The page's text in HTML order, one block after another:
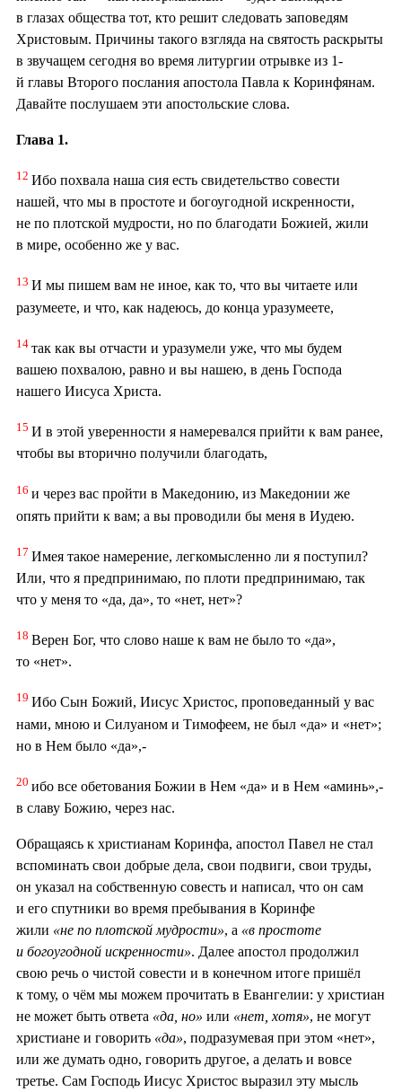
в глазах общества тот, кто решит следовать заповедям
Христовым. Причины такого взгляда на святость раскрыты
в звучащем сегодня во время литургии отрывке из 1-
й главы Второго послания апостола Павла к Коринфянам.
Давайте послушаем эти апостольские слова.
Глава 1.
12 Ибо похвала наша сия есть свидетельство совести
нашей, что мы в простоте и богоугодной искренности,
не по плотской мудрости, но по благодати Божией, жили
в мире, особенно же у вас.
13 И мы пишем вам не иное, как то, что вы читаете или
разумеете, и что, как надеюсь, до конца уразумеете,
14 так как вы отчасти и уразумели уже, что мы будем
вашею похвалою, равно и вы нашею, в день Господа
нашего Иисуса Христа.
15 И в этой уверенности я намеревался прийти к вам ранее,
чтобы вы вторично получили благодать,
16 и через вас пройти в Македонию, из Македонии же
опять прийти к вам; а вы проводили бы меня в Иудею.
17 Имея такое намерение, легкомысленно ли я поступил?
Или, что я предпринимаю, по плоти предпринимаю, так
что у меня то «да, да», то «нет, нет»?
18 Верен Бог, что слово наше к вам не было то «да»,
то «нет».
19 Ибо Сын Божий, Иисус Христос, проповеданный у вас
нами, мною и Силуаном и Тимофеем, не был «да» и «нет»;
но в Нем было «да»,-
20 ибо все обетования Божии в Нем «да» и в Нем «аминь»,-
в славу Божию, через нас.
Обращаясь к христианам Коринфа, апостол Павел не стал
вспоминать свои добрые дела, свои подвиги, свои труды,
он указал на собственную совесть и написал, что он сам
и его спутники во время пребывания в Коринфе
жили «не по плотской мудрости», а «в простоте
и богоугодной искренности». Далее апостол продолжил
свою речь о чистой совести и в конечном итоге пришёл
к тому, о чём мы можем прочитать в Евангелии: у христиан
не может быть ответа «да, но» или «нет, хотя», не могут
христиане и говорить «да», подразумевая при этом «нет»,
или же думать одно, говорить другое, а делать и вовсе
третье. Сам Господь Иисус Христос выразил эту мысль